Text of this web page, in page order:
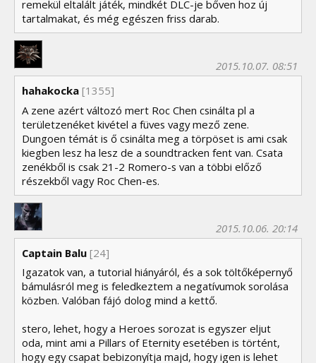
remekül eltalált játék, mindkét DLC-je bőven hoz új
tartalmakat, és még egészen friss darab.
hahakocka
2015.10.07. 08:51
[1355]
A zene azért változó mert Roc Chen csinálta pl a
területzenéket kivétel a füves vagy mező zene.
Dungoen témát is ő csinálta meg a törpöset is ami csak
kiegben lesz ha lesz de a soundtracken fent van. Csata
zenékből is csak 21-2 Romero-s van a többi előző
részekből vagy Roc Chen-es.
Captain Balu
2015.10.06. 20:14
[24]
Igazatok van, a tutorial hiányáról, és a sok töltőképernyő
bámulásról meg is feledkeztem a negatívumok sorolása
közben. Valóban fájó dolog mind a kettő.
stero, lehet, hogy a Heroes sorozat is egyszer eljut
oda, mint ami a Pillars of Eternity esetében is történt,
hogy egy csapat bebizonyítja majd, hogy igen is lehet